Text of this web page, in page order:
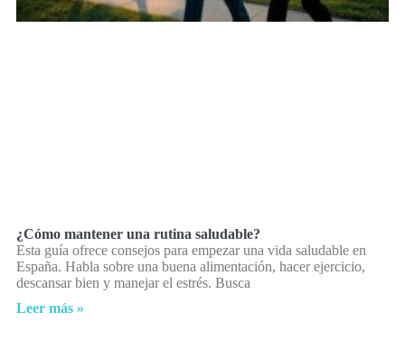
¿Cómo mantener una rutina saludable?
Esta guía ofrece consejos para empezar una vida saludable en
España. Habla sobre una buena alimentación, hacer ejercicio,
descansar bien y manejar el estrés. Busca
Leer más »